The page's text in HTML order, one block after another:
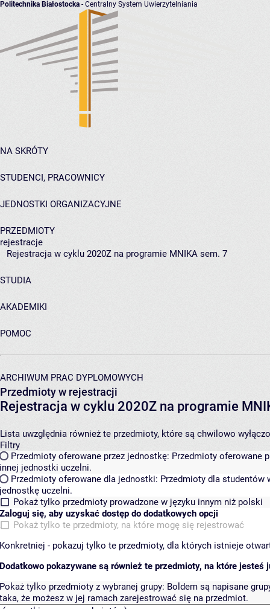
Politechnika Białostocka - Centralny System Uwierzytelniania
NA SKRÓTY
STUDENCI, PRACOWNICY
JEDNOSTKI ORGANIZACYJNE
PRZEDMIOTY
rejestracje
Rejestracja w cyklu 2020Z na programie MNIKA sem. 7
STUDIA
AKADEMIKI
POMOC
ARCHIWUM PRAC DYPLOMOWYCH
Przedmioty w rejestracji
Rejestracja w cyklu 2020Z na programie
Lista uwzględnia również te przedmioty, które są chwilowo
Filtry
Przedmioty oferowane przez jednostkę: Przedmioty oferowane
innej jednostki uczelni.
Przedmioty oferowane dla jednostki: Przedmioty dla studentów
jednostkę uczelni.
Pokaż tylko przedmioty prowadzone w języku innym niż polski
Zaloguj się, aby uzyskać dostęp do dodatkowych opcji
Pokaż tylko te przedmioty, na które mogę się rejestrować
Konkretniej - pokazuj tylko te przedmioty, dla których istnieje
Dodatkowo pokazywane są również te przedmioty, na które jesteś
Pokaż tylko przedmioty z wybranej grupy: Boldem są napisane
taka, że możesz w jej ramach zarejestrować się na przedmiot.